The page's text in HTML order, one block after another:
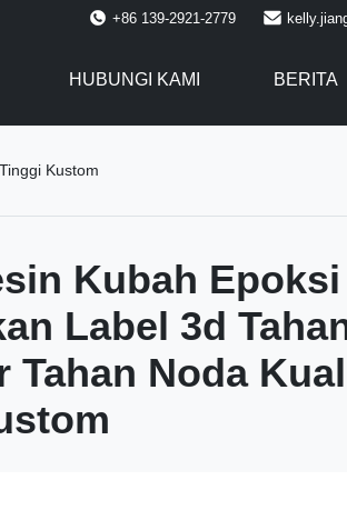
+86 139-2921-2779
HUBUNGI KAMI BERITA
Kustom
Kubah Epoksi
Label 3d
Tahan Noda